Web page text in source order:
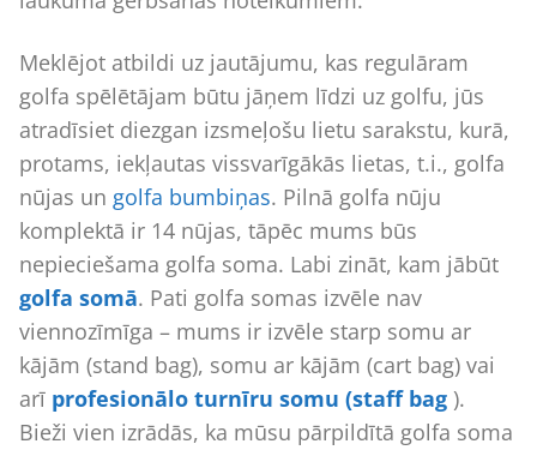
Meklējot atbildi uz jautājumu, kas regulāram
golfa spēlētājam būtu jāņem līdzi uz golfu, jūs
atradīsiet diezgan izsmeļošu lietu sarakstu, kurā,
protams, iekļautas vissvarīgākās lietas, t.i., golfa
nūjas un golfa bumbiņas. Pilnā golfa nūju
komplektā ir 14 nūjas, tāpēc mums būs
nepieciešama golfa soma. Labi zināt, kam jābūt
golfa somā. Pati golfa somas izvēle nav
viennozīmīga – mums ir izvēle starp somu ar
kājām (stand bag), somu ar kājām (cart bag) vai
arī profesionālo turnīru somu (staff bag ).
Bieži vien izrādās, ka mūsu pārpildītā golfa soma